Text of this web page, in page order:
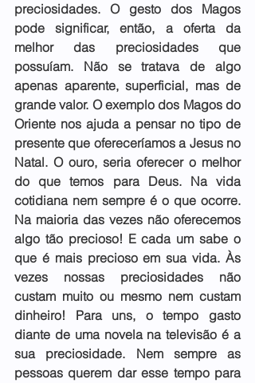
preciosidades. O gesto dos Magos
pode significar, então, a oferta da
melhor das preciosidades que
possuíam. Não se tratava de algo
apenas aparente, superficial, mas de
grande valor. O exemplo dos Magos do
Oriente nos ajuda a pensar no tipo de
presente que ofereceríamos a Jesus no
Natal. O ouro, seria oferecer o melhor
do que temos para Deus. Na vida
cotidiana nem sempre é o que ocorre.
Na maioria das vezes não oferecemos
algo tão precioso! E cada um sabe o
que é mais precioso em sua vida. Às
vezes nossas preciosidades não
custam muito ou mesmo nem custam
dinheiro! Para uns, o tempo gasto
diante de uma novela na televisão é a
sua preciosidade. Nem sempre as
pessoas querem dar esse tempo para